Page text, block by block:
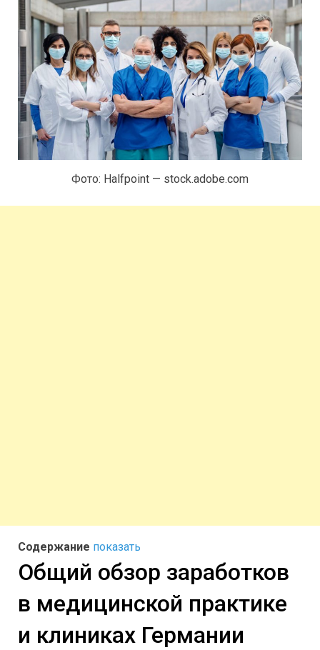
Фото: Halfpoint — stock.adobe.com
Содержание показать
Общий обзор заработков
в медицинской практике
и клиниках Германии